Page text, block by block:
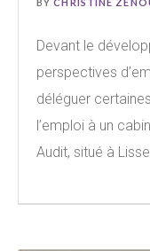
BYCHRISTINE
Devant le
perspectives
déléguer
l’emploi à un
Audit, situé à